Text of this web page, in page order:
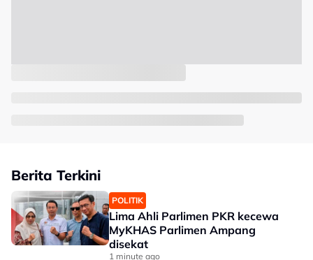
Berita Terkini
POLITIK
Lima Ahli Parlimen PKR kecewa
MyKHAS Parlimen Ampang
disekat
1 minute ago